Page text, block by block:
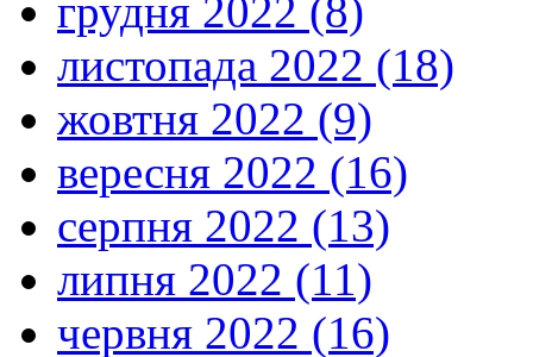
грудня 2022 (8)
листопада 2022 (18)
жовтня 2022 (9)
вересня 2022 (16)
серпня 2022 (13)
липня 2022 (11)
червня 2022 (16)